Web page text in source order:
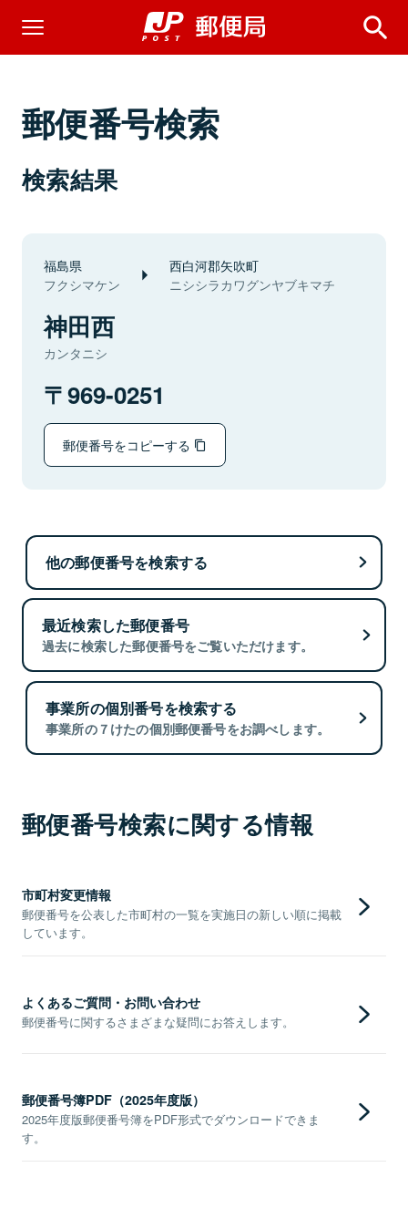
郵便番号検索
検索結果
福島県
フクシマケン
西白河郡矢吹町
ニシシラカワグンヤブキマチ
神田西
カンタニシ
969-0251
郵便番号をコピーする
他の郵便番号を検索する
最近検索した郵便番号
過去に検索した郵便番号をご覧いただけます。
事業所の個別番号を検索する
事業所の７けたの個別郵便番号をお調べします。
郵便番号検索に関する情報
市町村変更情報
郵便番号を公表した市町村の一覧を実施日の新しい順に掲載
しています。
よくあるご質問・お問い合わせ
郵便番号に関するさまざまな疑問にお答えします。
郵便番号簿PDF（2025年度版）
2025年度版郵便番号簿をPDF形式でダウンロードできま
す。